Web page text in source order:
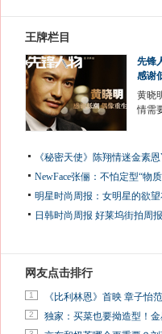
王牌栏目
先锋
感谢
黄晓
情需
《秘密天使》陈翔情迷金素
NewFace张俪：不怕定型“物
明星时尚周报：女明星的欲
日韩时尚周报 好莱坞街拍周报
网友点击排行
1 《比利林恩》首映 章子怡
2 独家：买菜也要拗造型！